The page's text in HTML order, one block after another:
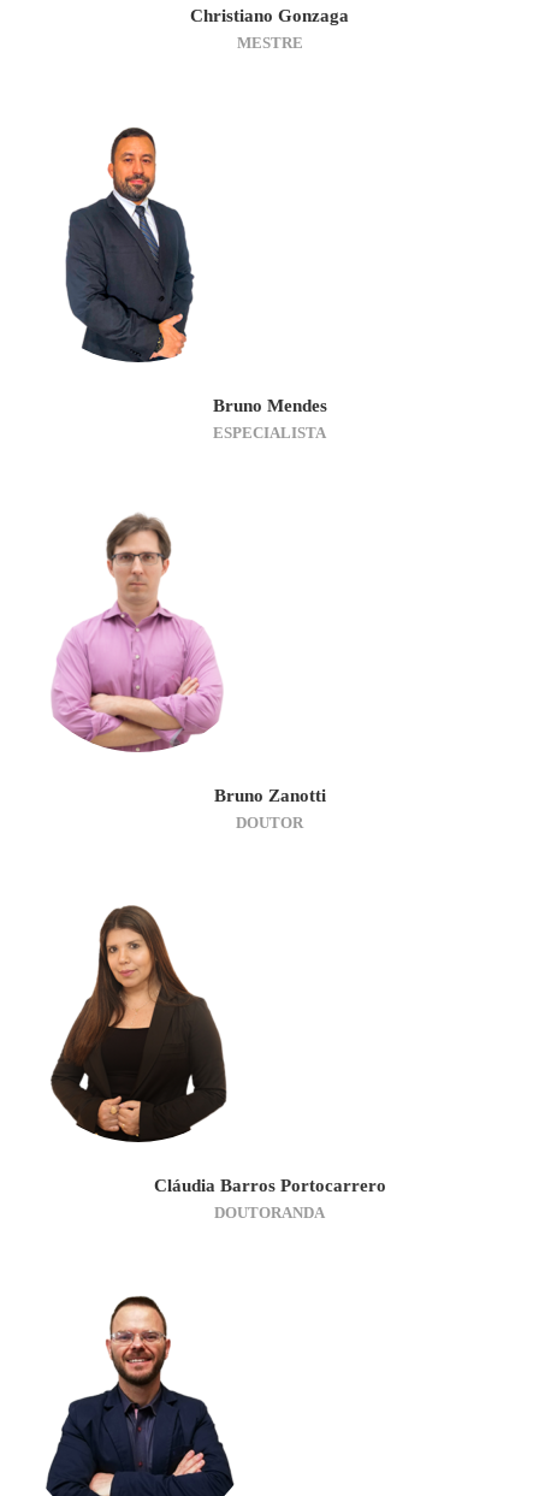
Christiano Gonzaga
MESTRE
Bruno Mendes
ESPECIALISTA
Bruno Zanotti
DOUTOR
Cláudia Barros Portocarrero
DOUTORANDA